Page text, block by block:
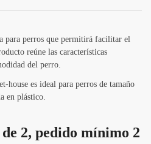
para perros que permitirá facilitar el
reúne las características
del perro.
house es ideal para perros de tamaño
en plástico.
2, pedido mínimo 2